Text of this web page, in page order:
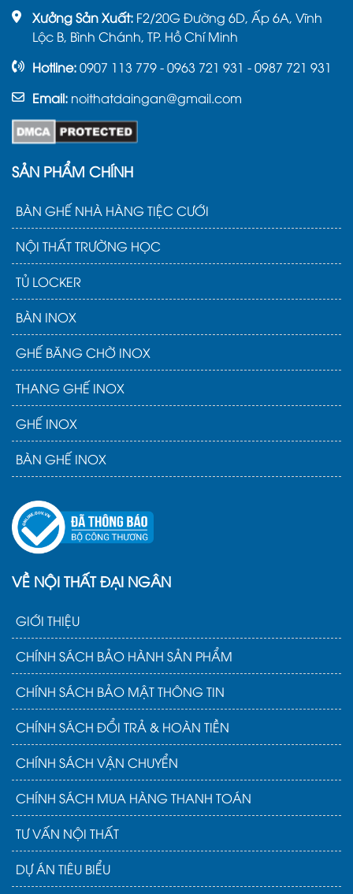
Xưởng Sản Xuất: F2/20G Đường 6D, Ấp 6A, Vĩnh
Lộc B, Bình Chánh, TP. Hồ Chí Minh
Hotline:0907 113 779 - 0963 721 931 - 0987 721 931
Email: noithatdaingan@gmail.com
SẢN PHẨM CHÍNH
BÀN GHẾ NHÀ HÀNG TIỆC CƯỚI
NỘI THẤT TRƯỜNG HỌC
TỦ LOCKER
BÀN INOX
GHẾ BĂNG CHỜ INOX
THANG GHẾ INOX
GHẾ INOX
BÀN GHẾ INOX
VỀ NỘI THẤT ĐẠI NGÂN
GIỚI THIỆU
CHÍNH SÁCH BẢO HÀNH SẢN PHẨM
CHÍNH SÁCH BẢO MẬT THÔNG TIN
CHÍNH SÁCH ĐỔI TRẢ & HOÀN TIỀN
CHÍNH SÁCH VẬN CHUYỂN
CHÍNH SÁCH MUA HÀNG THANH TOÁN
TƯ VẤN NỘI THẤT
DỰ ÁN TIÊU BIỂU